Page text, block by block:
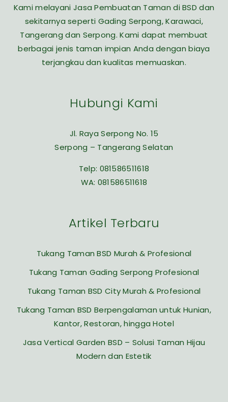
Kami melayani Jasa Pembuatan Taman di BSD dan
sekitarnya seperti Gading Serpong, Karawaci,
Tangerang dan Serpong. Kami dapat membuat
berbagai jenis taman impian Anda dengan biaya
terjangkau dan kualitas memuaskan.
Hubungi Kami
Jl. Raya Serpong No. 15
Serpong – Tangerang Selatan
Telp: 081586511618
WA: 081586511618
Artikel Terbaru
Tukang Taman BSD Murah & Profesional
Tukang Taman Gading Serpong Profesional
Tukang Taman BSD City Murah & Profesional
Tukang Taman BSD Berpengalaman untuk Hunian,
Kantor, Restoran, hingga Hotel
Jasa Vertical Garden BSD – Solusi Taman Hijau
Modern dan Estetik